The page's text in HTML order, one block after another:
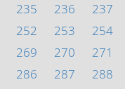
235 236 237
252 253 254
269 270 271
286 287 288